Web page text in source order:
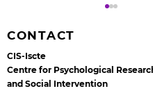
CONTACT
CIS-Iscte
Centre for Psychological
and Social Intervention